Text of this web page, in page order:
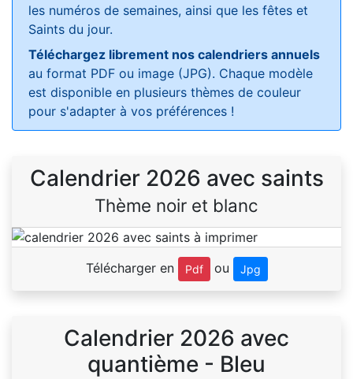
les numéros de semaines, ainsi que les fêtes et
Saints du jour.
Téléchargez librement nos calendriers annuels
au format PDF ou image (JPG). Chaque modèle
est disponible en plusieurs thèmes de couleur
pour s'adapter à vos préférences !
Calendrier 2026 avec saints
Thème noir et blanc
Télécharger en Pdf ou Jpg
Calendrier 2026 avec
quantième - Bleu